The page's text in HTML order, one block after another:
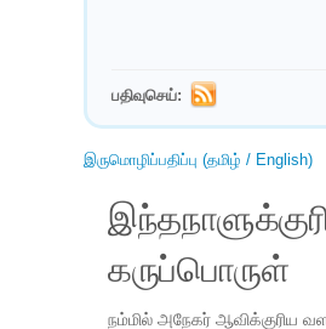
பதிவுசெய்:
இருமொழிப்பதிப்பு (தமிழ் / English)
கருப்பொருள்
நம்மில் அநேகர் ஆவிக்குரிய